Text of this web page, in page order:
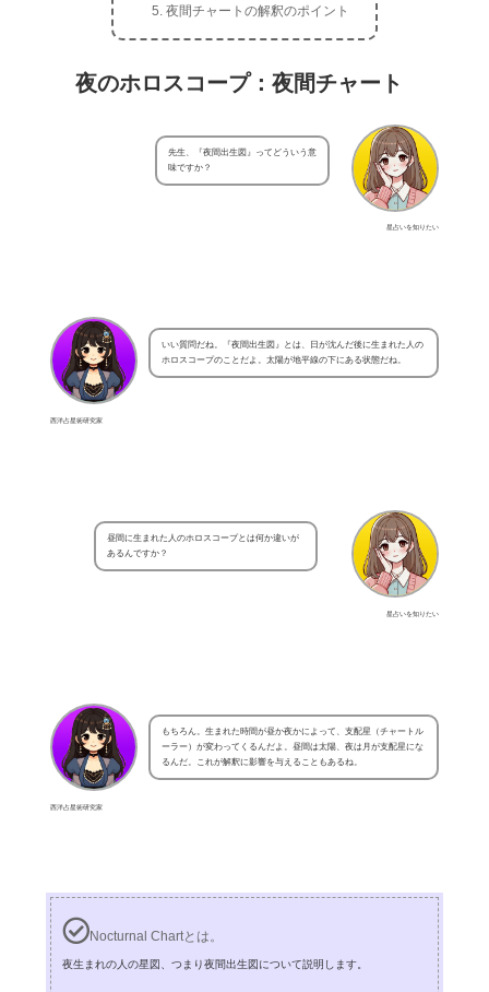
夜間チャートの解釈のポイント
夜のホロスコープ：夜間チャート
星占いを知りたい
先生、『夜間出生図』ってどういう意
味ですか？
西洋占星術研究家
いい質問だね。『夜間出生図』とは、日が沈んだ後に生まれた人の
ホロスコープのことだよ。太陽が地平線の下にある状態だね。
星占いを知りたい
昼間に生まれた人のホロスコープとは何か違いが
あるんですか？
西洋占星術研究家
もちろん。生まれた時間が昼か夜かによって、支配星（チャートル
ーラー）が変わってくるんだよ。昼間は太陽、夜は月が支配星にな
るんだ。これが解釈に影響を与えることもあるね。
Nocturnal Chartとは。
夜生まれの人の星図、つまり夜間出生図について説明します。